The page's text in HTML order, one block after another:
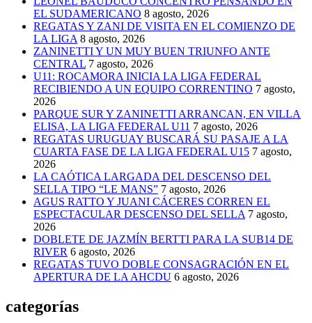
EL SUDAMERICANO 8 agosto, 2026
REGATAS Y ZANI DE VISITA EN EL COMIENZO DE
LA LIGA 8 agosto, 2026
ZANINETTI Y UN MUY BUEN TRIUNFO ANTE
CENTRAL 7 agosto, 2026
U11: ROCAMORA INICIA LA LIGA FEDERAL
RECIBIENDO A UN EQUIPO CORRENTINO 7 agosto,
2026
PARQUE SUR Y ZANINETTI ARRANCAN, EN VILLA
ELISA, LA LIGA FEDERAL U11 7 agosto, 2026
REGATAS URUGUAY BUSCARÁ SU PASAJE A LA
CUARTA FASE DE LA LIGA FEDERAL U15 7 agosto,
2026
LA CAÓTICA LARGADA DEL DESCENSO DEL
SELLA TIPO “LE MANS” 7 agosto, 2026
AGUS RATTO Y JUANI CÁCERES CORREN EL
ESPECTACULAR DESCENSO DEL SELLA 7 agosto,
2026
DOBLETE DE JAZMÍN BERTTI PARA LA SUB14 DE
RIVER 6 agosto, 2026
REGATAS TUVO DOBLE CONSAGRACIÓN EN EL
APERTURA DE LA AHCDU 6 agosto, 2026
categorías